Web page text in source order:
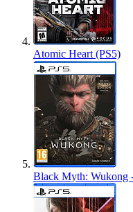
Atomic Heart (PS5)
Black Myth: Wukong